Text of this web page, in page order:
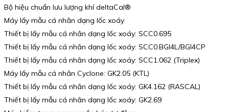
Bộ hiệu chuẩn lưu lượng khí deltaCal®
Máy lấy mẫu cá nhân dạng lốc xoáy
Thiết bị lấy mẫu cá nhân dạng lốc xoáy: SCC0.695
Thiết bị lấy mẫu cá nhân dạng lốc xoáy: SCC0.BGI4L/BGI4CP
Thiết bị lấy mẫu cá nhân dạng lốc xoáy: SCC1.062 (Triplex)
Máy lấy mẫu cá nhân Cyclone: GK2.05 (KTL)
Thiết bị lấy mẫu cá nhân dạng lốc xoáy: GK4.162 (RASCAL)
Thiết bị lấy mẫu cá nhân dạng lốc xoáy: GK2.69